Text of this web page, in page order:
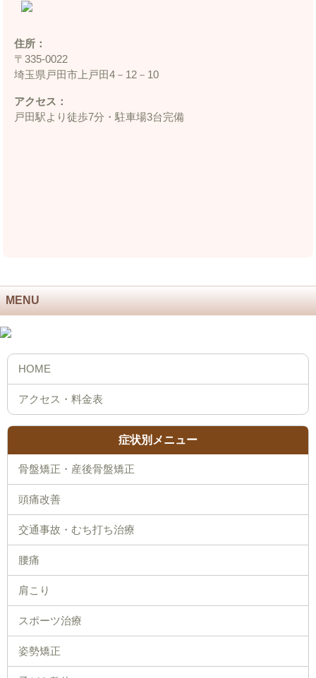
住所：
〒335‐0022
埼玉県戸田市上戸田4－12－10
アクセス：
戸田駅より徒歩7分・駐車場3台完備
MENU
症状別メニュー
骨盤矯正・産後骨盤矯正
頭痛改善
交通事故・むち打ち治療
腰痛
肩こり
スポーツ治療
姿勢矯正